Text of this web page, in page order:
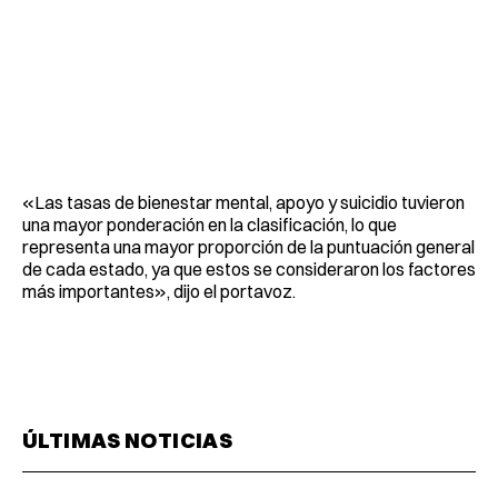
«Las tasas de bienestar mental, apoyo y suicidio tuvieron
una mayor ponderación en la clasificación, lo que
representa una mayor proporción de la puntuación general
de cada estado, ya que estos se consideraron los factores
más importantes», dijo el portavoz.
ÚLTIMAS NOTICIAS